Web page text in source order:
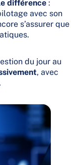
différence :
avec son
s’assurer que
du jour au
, avec